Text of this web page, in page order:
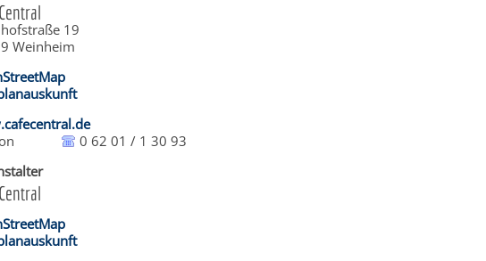
19
Weinheim
0 62 01 / 1 30 93